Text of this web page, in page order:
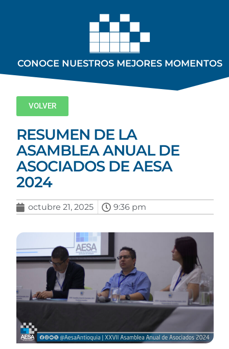
CONOCE NUESTROS MEJORES MOMENTOS
VOLVER
RESUMEN DE LA
ASAMBLEA ANUAL DE
ASOCIADOS DE AESA
2024
octubre 21, 2025 9:36 pm